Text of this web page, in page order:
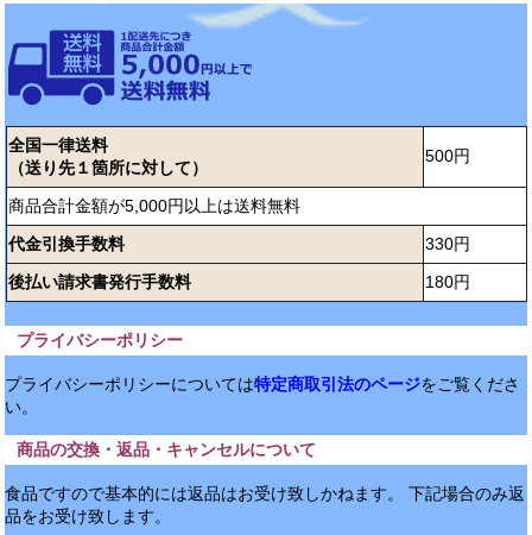
全国一律送料
（送り先１箇所に対して）
500円
商品合計金額が5,000円以上は送料無料
代金引換手数料
330円
後払い請求書発行手数料
180円
プライバシーポリシー
プライバシーポリシーについては特定商取引法のページをご覧くださ
い。
商品の交換・返品・キャンセルについて
食品ですので基本的には返品はお受け致しかねます。 下記場合のみ返
品をお受け致します。